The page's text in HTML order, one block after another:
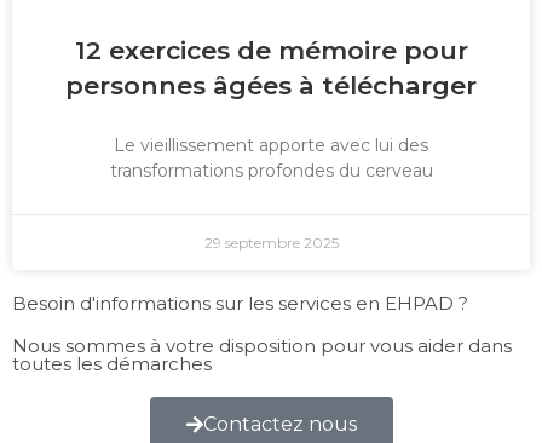
12 exercices de mémoire pour
personnes âgées à télécharger
Le vieillissement apporte avec lui des
transformations profondes du cerveau
29 septembre 2025
Besoin d'informations sur les services en EHPAD ?
Nous sommes à votre disposition pour vous aider dans
toutes les démarches
Contactez nous